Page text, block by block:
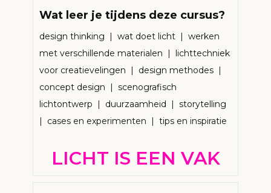
Wat leer je tijdens deze cursus?
design thinking | wat doet licht | werken
met verschillende materialen | lichttechniek
voor creatievelingen | design methodes |
concept design | scenografisch
lichtontwerp | duurzaamheid | storytelling
| cases en experimenten | tips en inspiratie
LICHT IS EEN VAK